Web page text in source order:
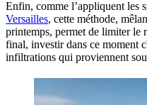
Enfin, comme l’appliquent les
Versailles, cette méthode,
printemps, permet de limiter le
final, investir dans ce moment
infiltrations qui proviennent